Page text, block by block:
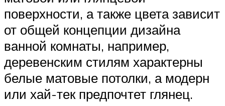
поверхности, а также цвета зависит
от общей концепции дизайна
ванной комнаты, например,
деревенским стилям характерны
белые матовые потолки, а модерн
или хай-тек предпочтет глянец.